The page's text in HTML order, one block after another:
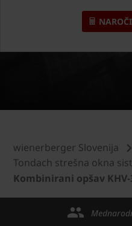
wienerberger Slovenija
Tondach strešna okna
Kombinirani opšav KHV-